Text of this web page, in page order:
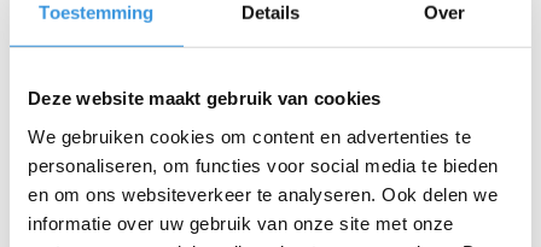
Toestemming Details Over
Deze website maakt gebruik van cookies
We gebruiken cookies om content en advertenties te
personaliseren, om functies voor social media te bieden
en om ons websiteverkeer te analyseren. Ook delen we
informatie over uw gebruik van onze site met onze